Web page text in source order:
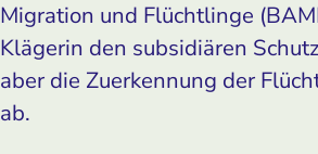
Migration und Flüchtlinge
Klägerin den subsidiären
aber die Zuerkennung der
ab.